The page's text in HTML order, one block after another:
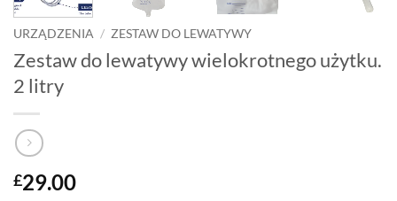
URZĄDZENIA / ZESTAW DO LEWATYWY
Zestaw do lewatywy wielokrotnego użytku.
2 litry
£29.00